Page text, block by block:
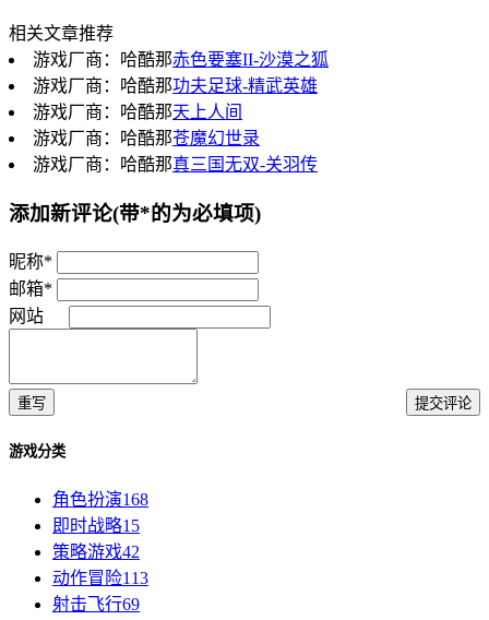
相关文章推荐
游戏厂商：哈酷那赤色要塞II-沙漠之狐
游戏厂商：哈酷那功夫足球-精武英雄
游戏厂商：哈酷那天上人间
游戏厂商：哈酷那苍魔幻世录
游戏厂商：哈酷那真三国无双-关羽传
添加新评论(带*的为必填项)
昵称*
邮箱*
网站
重写 提交评论
游戏分类
角色扮演168
即时战略15
策略游戏42
动作冒险113
射击飞行69